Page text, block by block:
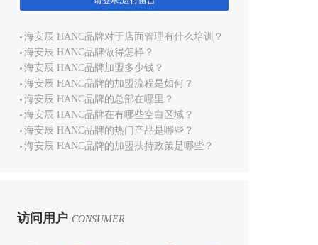
海安辰 HANC品牌对于店面管理有什么培训？
海安辰 HANC品牌做得怎样？
海安辰 HANC品牌加盟多少钱？
海安辰 HANC品牌的加盟流程是如何？
海安辰 HANC品牌的总部在哪里？
海安辰 HANC品牌在有哪些空白区域？
海安辰 HANC品牌的热门产品是哪些？
海安辰 HANC品牌的加盟扶持政策是哪些？
访问用户 CONSUMER